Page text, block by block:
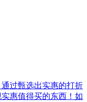
过甄选出实惠的打折
惠值得买的东西！如